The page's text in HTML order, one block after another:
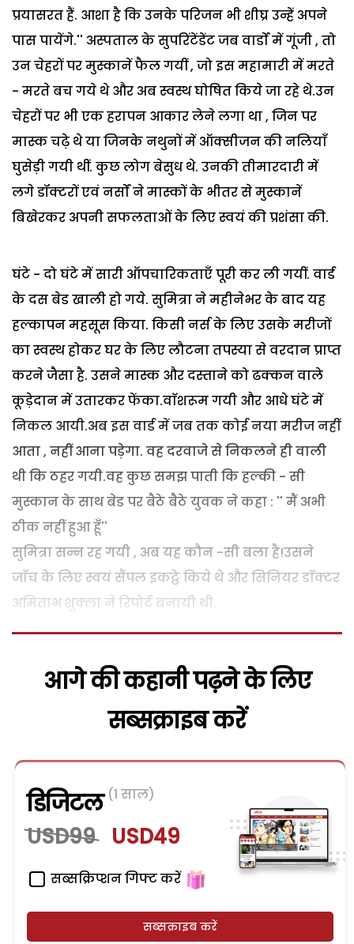
प्रयासरत हैं. आशा है कि उनके परिजन भी शीघ्र उन्हें अपने
पास पायेंगे.'' अस्पताल के सुपरिंटेंडेंट जब वार्डों में गूंजी , तो
उन चेहरों पर मुस्कानें फैल गयीं , जो इस महामारी में मरते
- मरते बच गये थे और अब स्वस्थ घोषित किये जा रहे थे.उन
चेहरों पर भी एक हरापन आकार लेने लगा था , जिन पर
मास्क चढ़े थे या जिनके नथुनों में ऑक्सीजन की नलियाँ
घुसेड़ी गयी थीं. कुछ लोग बेसुध थे. उनकी तीमारदारी में
लगे डॉक्टरों एवं नर्सों ने मास्कों के भीतर से मुस्कानें
बिखेरकर अपनी सफलताओं के लिए स्वयं की प्रशंसा की.
घंटे - दो घंटे में सारी ऑपचारिकताएँ पूरी कर ली गयीं. वार्ड
के दस बेड खाली हो गये. सुमित्रा ने महीनेभर के बाद यह
हल्कापन महसूस किया. किसी नर्स के लिए उसके मरीजों
का स्वस्थ होकर घर के लिए लौटना तपस्या से वरदान प्राप्त
करने जैसा है. उसने मास्क और दस्ताने को ढक्कन वाले
कूड़ेदान में उतारकर फेंका.वाॅशरूम गयी और आधे घंटे में
निकल आयी.अब इस वार्ड में जब तक कोई नया मरीज नहीं
आता , नहीं आना पड़ेगा. वह दरवाजे से निकलने ही वाली
थी कि ठहर गयी.वह कुछ समझ पाती कि हल्की - सी
मुस्कान के साथ बेड पर बैठे बैठे युवक ने कहा : '' मैं अभी
ठीक नहीं हुआ हूँ''
सुमित्रा सन्न रह गयी , अब यह कौन -सी बला है!उसने
जाँच के लिए स्वयं सैंपल इकट्ठे किये थे और सिनियर डाॅक्टर
अमिताभ शुक्ला ने रिपोर्ट बनायी थी.
आगे की कहानी पढ़ने के लिए
सब्सक्राइब करें
डिजिटल (1 साल)
USD99 USD49
सब्सक्रिप्शन गिफ्ट करें
सब्सक्राइब करें